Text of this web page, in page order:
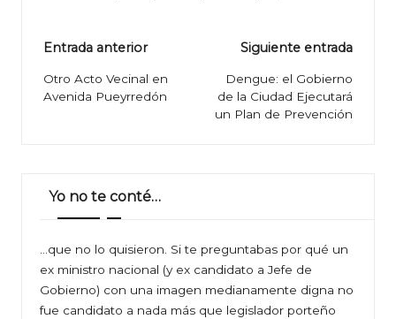
Navegación
de
entradas
Entrada anterior
Otro Acto Vecinal en
Avenida Pueyrredón
Siguiente entrada
Dengue: el Gobierno
de la Ciudad Ejecutará
un Plan de Prevención
Yo no te conté…
…que no lo quisieron. Si te preguntabas por qué un
ex ministro nacional (y ex candidato a Jefe de
Gobierno) con una imagen medianamente digna no
fue candidato a nada más que legislador porteño